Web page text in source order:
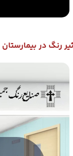
رنگ در بیمارستان